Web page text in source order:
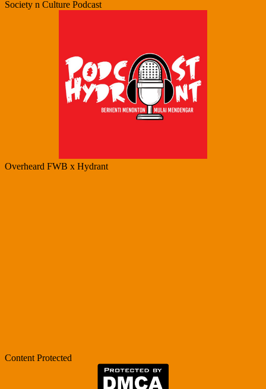
Society n Culture Podcast
Overheard FWB x Hydrant
Content Protected